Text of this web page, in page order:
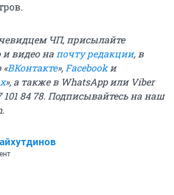
ЧП, присылайте
и видео на почту редакции, в
ВКонтакте», Facebookи
», а также в WhatsApp или Viber
101 84 78. Подписывайтесь на наш
.